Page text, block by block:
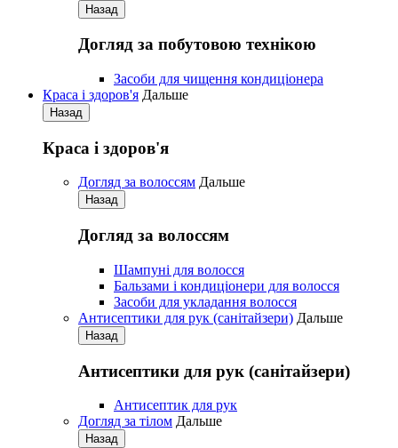
Назад
Догляд за побутовою технікою
Засоби для чищення кондиціонера
Краса і здоров'я Дальше
Назад
Краса і здоров'я
Догляд за волоссям Дальше
Назад
Догляд за волоссям
Шампуні для волосся
Бальзами і кондиціонери для волосся
Засоби для укладання волосся
Антисептики для рук (санітайзери) Дальше
Назад
Антисептики для рук (санітайзери)
Антисептик для рук
Догляд за тілом Дальше
Назад